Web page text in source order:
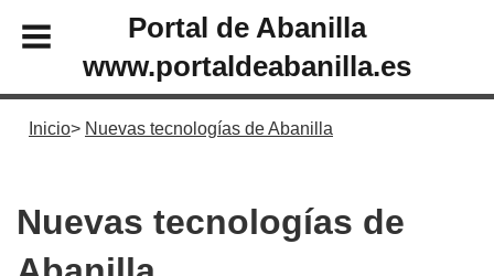
Portal de Abanilla
www.portaldeabanilla.es
Inicio Nuevas tecnologías de Abanilla
Nuevas tecnologías de